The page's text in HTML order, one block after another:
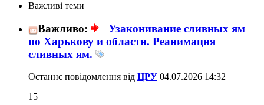
Важливі теми
Важливо:
Узаконивание сливных ям
по Харькову и области. Реанимация
сливных ям.
Останнє повідомлення від ЦРУ 04.07.2026 14:32
15